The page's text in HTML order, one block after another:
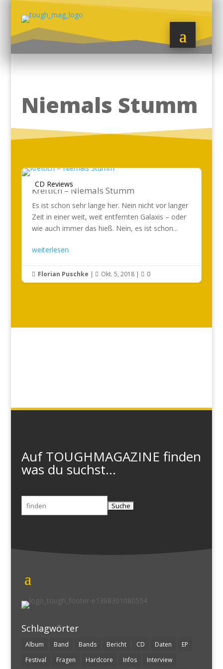
Niemals Stumm
CD Reviews
Kreftich – Niemals Stumm
Es ist schon sehr lange her. Nein nicht vor langer
Zeit in einer weit, weit entfernten Galaxis – oder
wie auch immer das hieß. Nein, es ist schon...
weiterlesen
 Florian Puschke |  Okt. 5, 2018|  0
Auf TOUGHMAGAZINE finden
was du suchst...
Suchen
nach:
Schlagwörter
Album Band Bands Bericht CD Daten
EP
Festival
Fragen Hardcore Infos Interview